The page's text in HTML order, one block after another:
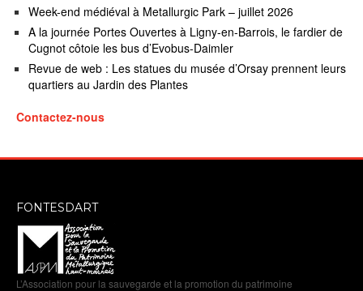
Week-end médiéval à Metallurgic Park – juillet 2026
A la journée Portes Ouvertes à Ligny-en-Barrois, le fardier de
Cugnot côtoie les bus d’Evobus-Daimler
Revue de web : Les statues du musée d’Orsay prennent leurs
quartiers au Jardin des Plantes
Contactez-nous
FONTESDART
L’Association pour la sauvegarde et la promotion du patrimoine